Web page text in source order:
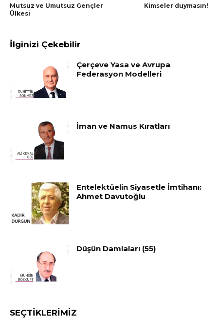
Mutsuz ve Umutsuz Gençler
Ülkesi
Kimseler duymasın!
İlginizi Çekebilir
Çerçeve Yasa ve Avrupa
Federasyon Modelleri
İman ve Namus Kıratları
Entelektüelin Siyasetle İmtihanı:
Ahmet Davutoğlu
Düşün Damlaları (55)
SEÇTIKLERIMIZ